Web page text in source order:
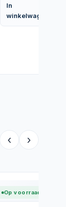
In
winkelwagen
‹ ›
Op voorraad